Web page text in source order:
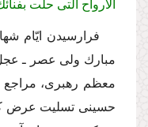
الارواح التى حلّت
فرارسیدن ایّام
مبارك ولى عصر ـ
معظم رهبرى، مراجع
حسینى تسلیت عرض